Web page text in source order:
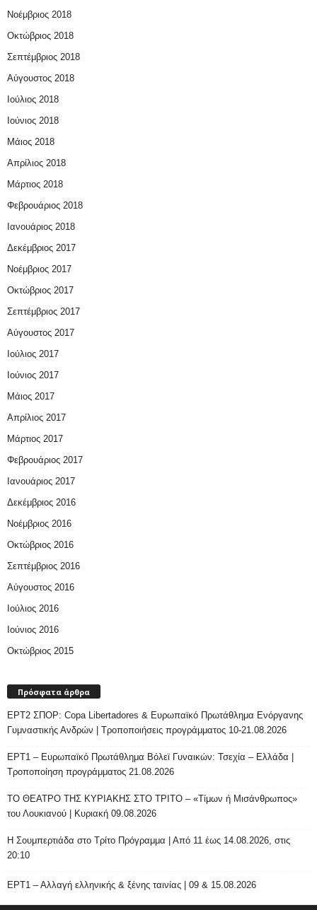
Νοέμβριος 2018
Οκτώβριος 2018
Σεπτέμβριος 2018
Αύγουστος 2018
Ιούλιος 2018
Ιούνιος 2018
Μάιος 2018
Απρίλιος 2018
Μάρτιος 2018
Φεβρουάριος 2018
Ιανουάριος 2018
Δεκέμβριος 2017
Νοέμβριος 2017
Οκτώβριος 2017
Σεπτέμβριος 2017
Αύγουστος 2017
Ιούλιος 2017
Ιούνιος 2017
Μάιος 2017
Απρίλιος 2017
Μάρτιος 2017
Φεβρουάριος 2017
Ιανουάριος 2017
Δεκέμβριος 2016
Νοέμβριος 2016
Οκτώβριος 2016
Σεπτέμβριος 2016
Αύγουστος 2016
Ιούλιος 2016
Ιούνιος 2016
Οκτώβριος 2015
Πρόσφατα άρθρα
ΕΡΤ2 ΣΠΟΡ: Copa Libertadores & Ευρωπαϊκό Πρωτάθλημα Ενόργανης
Γυμναστικής Ανδρών | Τροποποιήσεις προγράμματος 10-21.08.2026
ΕΡΤ1 – Ευρωπαϊκό Πρωτάθλημα Βόλεϊ Γυναικών: Τσεχία – Ελλάδα |
Τροποποίηση προγράμματος 21.08.2026
ΤΟ ΘΕΑΤΡΟ ΤΗΣ ΚΥΡΙΑΚΗΣ ΣΤΟ ΤΡΙΤΟ – «Τίμων ή Μισάνθρωπος»
του Λουκιανού | Κυριακή 09.08.2026
H Σουμπερτιάδα στο Τρίτο Πρόγραμμα | Από 11 έως 14.08.2026, στις
20:10
ΕΡΤ1 – Αλλαγή ελληνικής & ξένης ταινίας | 09 & 15.08.2026